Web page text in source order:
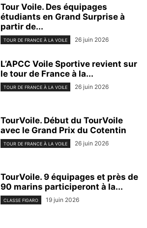
Tour Voile. Des équipages
étudiants en Grand Surprise à
partir de...
TOUR DE FRANCE À LA VOILE 26 juin 2026
L’APCC Voile Sportive revient sur
le tour de France à la...
TOUR DE FRANCE À LA VOILE 26 juin 2026
TourVoile. Début du TourVoile
avec le Grand Prix du Cotentin
TOUR DE FRANCE À LA VOILE 26 juin 2026
TourVoile. 9 équipages et près de
90 marins participeront à la...
CLASSE FIGARO 19 juin 2026